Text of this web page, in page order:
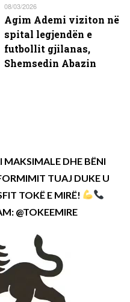
08/03/2026
Agim Ademi viziton në
spital legjendën e
futbollit gjilanas,
Shemsedin Abazin
MAKSIMALE DHE BËNI
TUAJ DUKE U
TOKË E MIRË!
@TOKEEMIRE